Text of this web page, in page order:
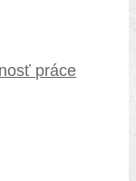
práce